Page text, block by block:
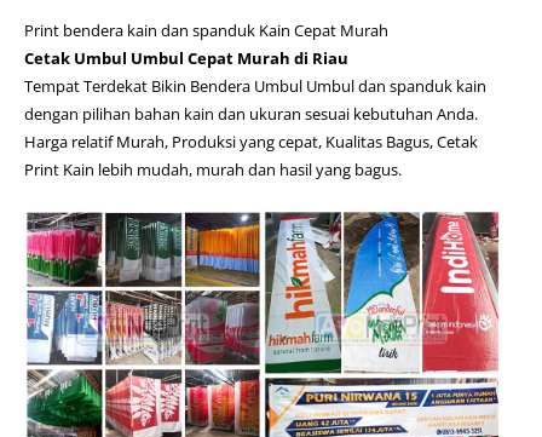
Print bendera kain dan spanduk Kain Cepat Murah
Cetak Umbul Umbul Cepat Murah di Riau
Tempat Terdekat Bikin Bendera Umbul Umbul dan spanduk kain
dengan pilihan bahan kain dan ukuran sesuai kebutuhan Anda.
Harga relatif Murah, Produksi yang cepat, Kualitas Bagus, Cetak
Print Kain lebih mudah, murah dan hasil yang bagus.